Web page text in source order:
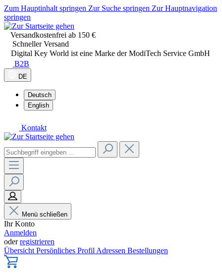
Zum Hauptinhalt springen Zur Suche springen Zur Hauptnavigation
springen
Versandkostenfrei ab 150 €
Schneller Versand
Digital Key World ist eine Marke der ModiTech Service GmbH
B2B
DE
Deutsch
English
Kontakt
Menü schließen
Ihr Konto
Anmelden
oderregistrieren
Übersicht Persönliches Profil Adressen Bestellungen